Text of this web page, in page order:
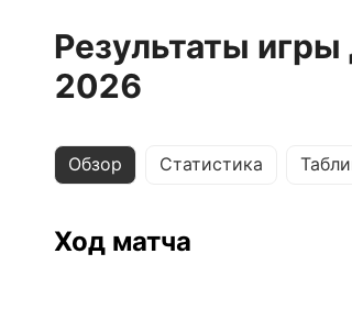
Результаты
2026
Обзор Статистика
Ход матча